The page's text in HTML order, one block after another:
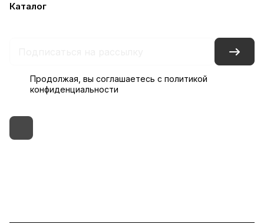
Каталог
Продолжая, вы соглашаетесь с политикой
конфиденциальности